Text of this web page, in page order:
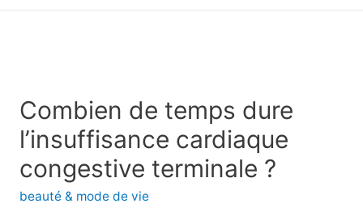
Combien de temps dure
l’insuffisance cardiaque
congestive terminale ?
beauté & mode de vie